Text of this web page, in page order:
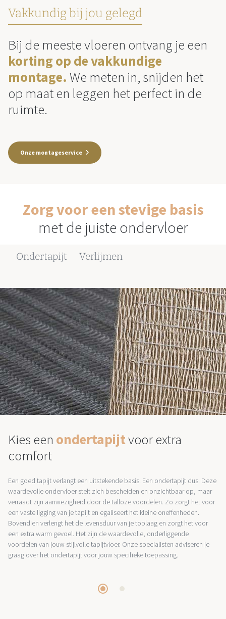
Vakkundig bij jou gelegd
Bij de meeste vloeren ontvang je een
korting op de vakkundige
montage. We meten in, snijden het
op maat en leggen het perfect in de
ruimte.
Onze montageservice
Zorg voor een stevige basis
met de juiste ondervloer
Ondertapijt Verlijmen
Kies een ondertapijtvoor extra
comfort
Een goed tapijt verlangt een uitstekende basis. Een ondertapijt dus. Deze
waardevolle ondervloer stelt zich bescheiden en onzichtbaar op, maar
verraadt zijn aanwezigheid door de talloze voordelen. Zo zorgt het voor
een vaste ligging van je tapijt en egaliseert het kleine oneffenheden.
Bovendien verlengt het de levensduur van je toplaag en zorgt het voor
een extra warm gevoel. Het zijn de waardevolle, onderliggende
voordelen van jouw stijlvolle tapijtvloer. Onze specialisten adviseren je
graag over het ondertapijt voor jouw specifieke toepassing.